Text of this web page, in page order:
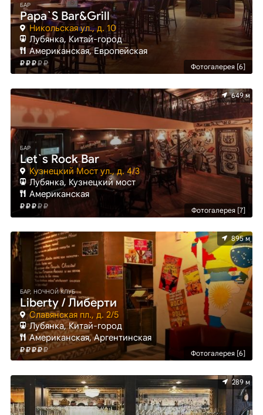
Фотогалерея [6]
БАР
Papa`S Bar&Grill
Никольская ул., д. 10
Лубянка, Китай-город
Американская, Европейская
Фотогалерея [7]
649 м
БАР
Let`s Rock Bar
Кузнецкий Мост ул., д. 4/3
Лубянка, Кузнецкий мост
Американская
Фотогалерея [6]
895 м
БАР, НОЧНОЙ КЛУБ
Liberty / Либерти
Славянская пл., д. 2/5
Лубянка, Китай-город
Американская, Аргентинская
289 м